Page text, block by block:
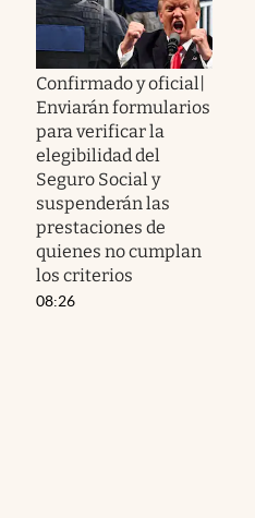
Confirmado y oficial|
Enviarán formularios
para verificar la
elegibilidad del
Seguro Social y
suspenderán las
prestaciones de
quienes no cumplan
los criterios
08:26